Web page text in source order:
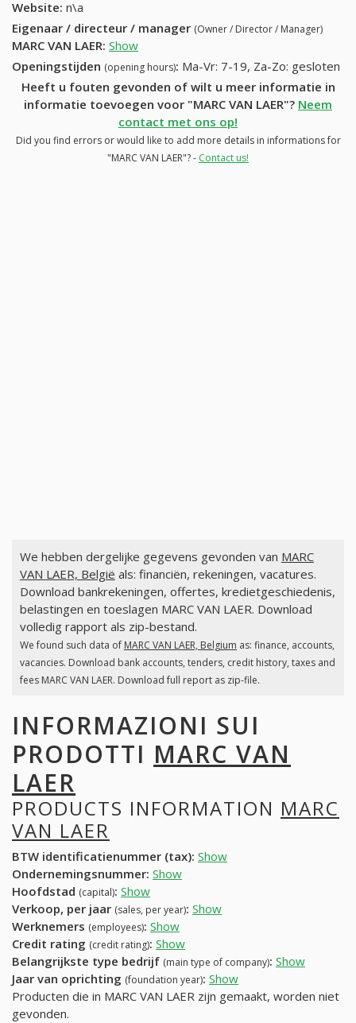
Website: n\a
Eigenaar / directeur / manager (Owner / Director / Manager)
MARC VAN LAER: Show
Openingstijden (opening hours): Ma-Vr: 7-19, Za-Zo: gesloten
Heeft u fouten gevonden of wilt u meer informatie in
informatie toevoegen voor "MARC VAN LAER"? Neem
contact met ons op!
Did you find errors or would like to add more details in informations for
"MARC VAN LAER"? - Contact us!
We hebben dergelijke gegevens gevonden van MARC
VAN LAER, België als: financiën, rekeningen, vacatures.
Download bankrekeningen, offertes, kredietgeschiedenis,
belastingen en toeslagen MARC VAN LAER. Download
volledig rapport als zip-bestand.
We found such data of MARC VAN LAER, Belgium as: finance, accounts,
vacancies. Download bank accounts, tenders, credit history, taxes and
fees MARC VAN LAER. Download full report as zip-file.
INFORMAZIONI SUI
PRODOTTI MARC VAN
LAER
PRODUCTS INFORMATION MARC
VAN LAER
BTW identificatienummer (tax): Show
Ondernemingsnummer: Show
Hoofdstad (capital): Show
Verkoop, per jaar (sales, per year): Show
Werknemers (employees): Show
Credit rating (credit rating): Show
Belangrijkste type bedrijf (main type of company): Show
Jaar van oprichting (foundation year): Show
Producten die in MARC VAN LAER zijn gemaakt, worden niet
gevonden.